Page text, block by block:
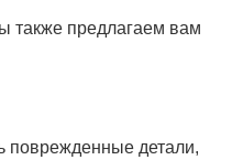
также предлагаем вам
поврежденные детали,